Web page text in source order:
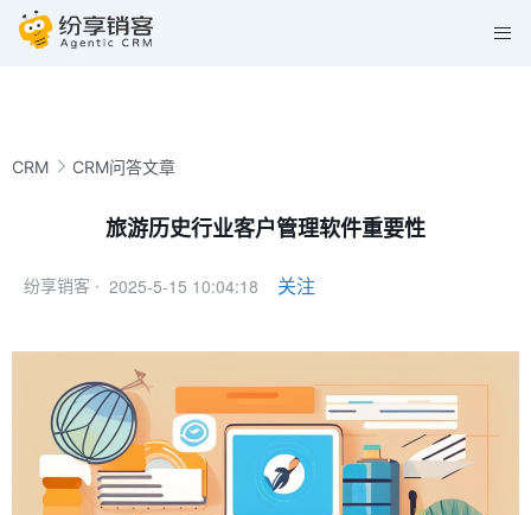
CRM CRM问答文章
旅游历史行业客户管理软件重要性
纷享销客 · 2025-5-15 10:04:18 关注